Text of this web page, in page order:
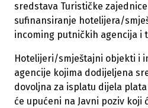
sredstava Turističke
sufinansiranje hotelijera/
incoming putničkih agencija i
Hotelijeri/smještajni objekti i
agencije kojima dodijeljena
dovoljna za isplatu dijela
će upućeni na Javni poziv koji